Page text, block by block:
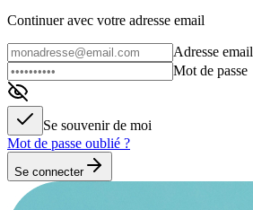
Continuer avec votre adresse email
Adresse email
Mot de passe
Se souvenir de moi
Mot de passe oublié ?
Se connecter